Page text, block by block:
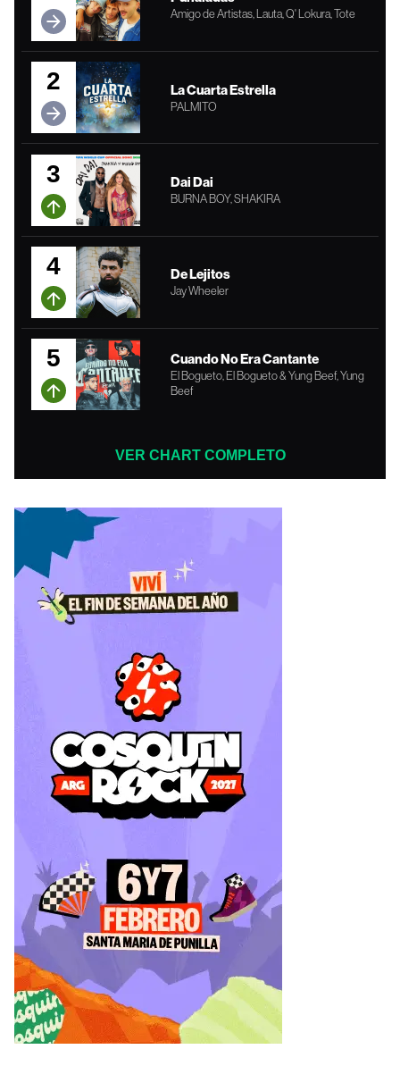
Amigo de Artistas, Lauta, Q' Lokura, Tote
2 La Cuarta Estrella
PALMITO
3 Dai Dai
BURNA BOY, SHAKIRA
4 De Lejitos
Jay Wheeler
5 Cuando No Era Cantante
El Bogueto, El Bogueto & Yung Beef, Yung
Beef
VER CHART COMPLETO